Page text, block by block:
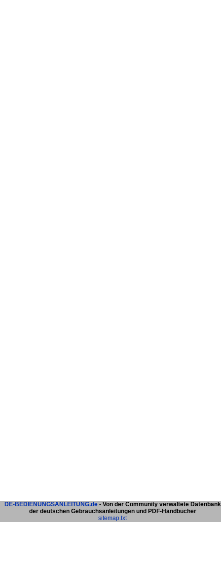
DE-BEDIENUNGSANLEITUNG.de- Von der Community verwaltete Datenbank
der deutschen Gebrauchsanleitungen und PDF-Handbücher
sitemap.txt